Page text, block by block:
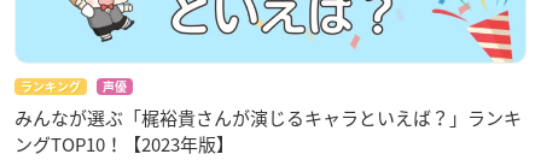
ランキング 声優
みんなが選ぶ「梶裕貴さんが演じるキャラといえば？」ランキ
ングTOP10！【2023年版】